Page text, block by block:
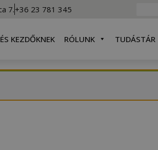
7.+36 23 781 345
KEZDŐKNEK RÓLUNK TUDÁSTÁR